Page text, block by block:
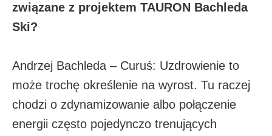
związane z projektem TAURON Bachleda
Ski?
Andrzej Bachleda – Curuś: Uzdrowienie to
może trochę określenie na wyrost. Tu raczej
chodzi o zdynamizowanie albo połączenie
energii często pojedynczo trenujących